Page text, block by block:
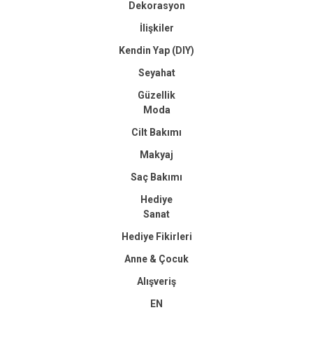
Dekorasyon
İlişkiler
Kendin Yap (DIY)
Seyahat
Güzellik
Moda
Cilt Bakımı
Makyaj
Saç Bakımı
Hediye
Sanat
Hediye Fikirleri
Anne & Çocuk
Alışveriş
EN